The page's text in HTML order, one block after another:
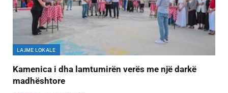
LAJME LOKALE
Kamenica i dha lamtumirën verës me një darkë
madhështore